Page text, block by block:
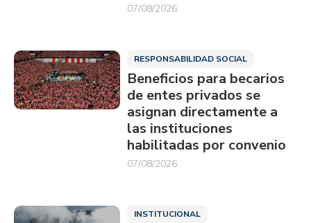
07/08/2026
RESPONSABILIDAD SOCIAL
Beneficios para becarios
de entes privados se
asignan directamente a
las instituciones
habilitadas por convenio
07/08/2026
INSTITUCIONAL